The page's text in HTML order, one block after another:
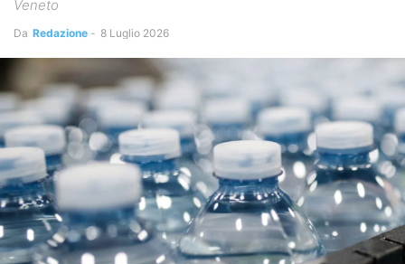
Veneto
Da Redazione - 8 Luglio 2026